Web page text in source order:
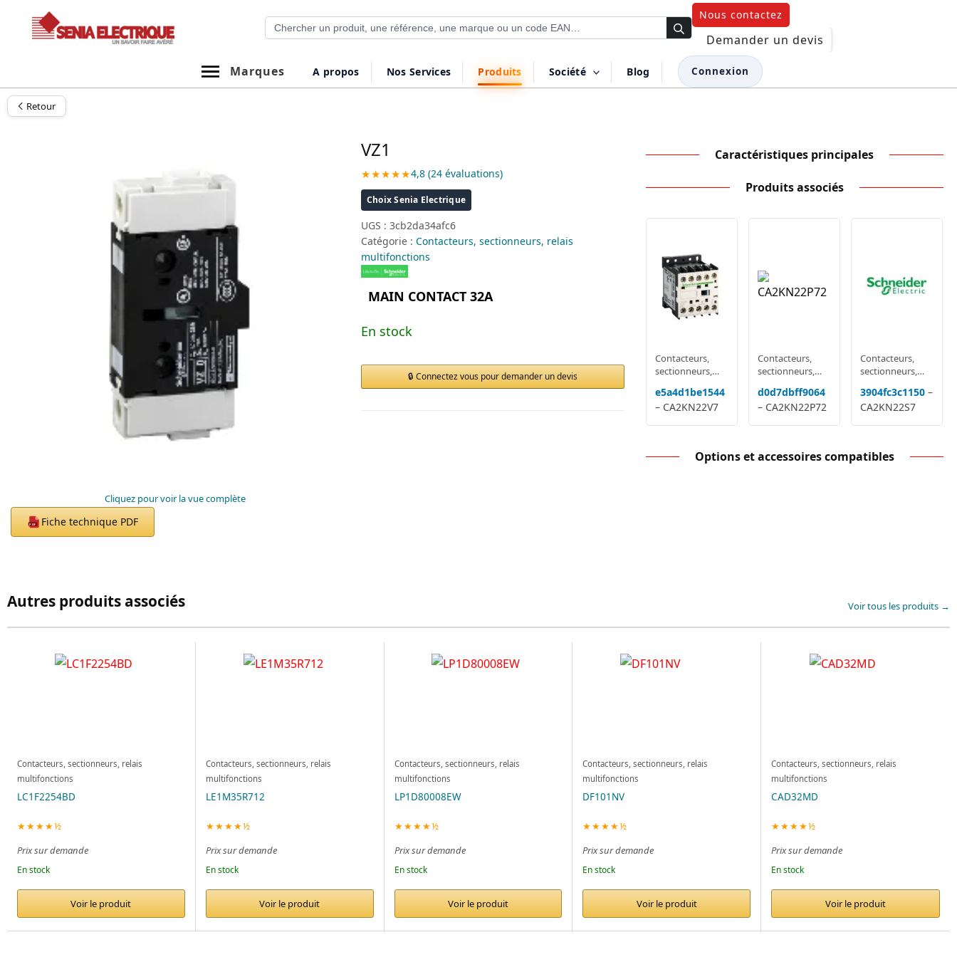
Recherche de produits
Nous contactez
Demander un devis
Marques
A propos Nos Services Produits Société Blog Connexion
Retour
Cliquez pour voir la vue complète
PDF Fiche technique PDF
VZ1
★★★★★4,8 (24 évaluations)
Choix Senia Electrique
UGS : 3cb2da34afc6
Catégorie : Contacteurs, sectionneurs, relais
multifonctions
MAIN CONTACT 32A
En stock
Connectez vous pour demander un devis
Caractéristiques principales
Produits associés
Contacteurs,
sectionneurs,
multifonctions
e5a4d1be1544
– CA2KN22V7
Contacteurs,
sectionneurs,
multifonctions
d0d7dbff9064
– CA2KN22P72
Contacteurs,
sectionneurs,
multifonctions
3904fc3c1150 –
CA2KN22S7
Options et accessoires compatibles
Autres produits associés Voir tous les produits →
Contacteurs, sectionneurs, relais
multifonctions
LC1F2254BD
★★★★½
Prix sur demande
En stock
Voir le produit
Contacteurs, sectionneurs, relais
multifonctions
LE1M35R712
★★★★½
Prix sur demande
En stock
Voir le produit
Contacteurs, sectionneurs, relais
multifonctions
LP1D80008EW
★★★★½
Prix sur demande
En stock
Voir le produit
Contacteurs, sectionneurs, relais
multifonctions
DF101NV
★★★★½
Prix sur demande
En stock
Voir le produit
Contacteurs, sectionneurs, relais
multifonctions
CAD32MD
★★★★½
Prix sur demande
En stock
Voir le produit